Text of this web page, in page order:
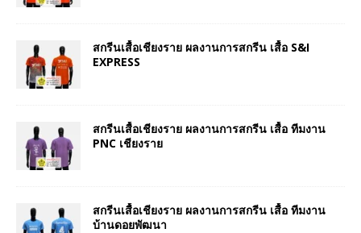
สกรีนเสื้อเชียงราย ผลงานการสกรีน เสื้อ S&I
EXPRESS
สกรีนเสื้อเชียงราย ผลงานการสกรีน เสื้อ ทีมงาน
PNC เชียงราย
สกรีนเสื้อเชียงราย ผลงานการสกรีน เสื้อ ทีมงาน
บ้านดอยพัฒนา